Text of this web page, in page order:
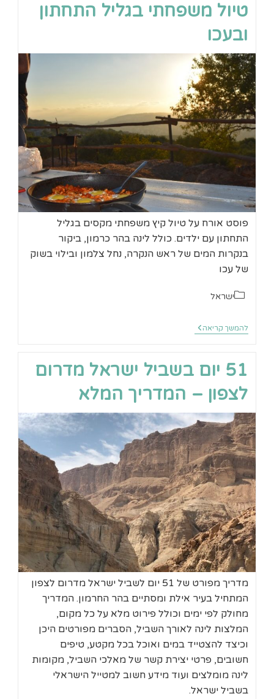
טיול משפחתי בגליל התחתון
ובעכו
פוסט אורח על טיול קיץ משפחתי מקסים בגליל
התחתון עם ילדים. כולל לינה בהר כרמון, ביקור
בנקרות המים של ראש הנקרה, נחל צלמון ובילוי בשוק
של עכו
קטגוריה:
ישראל
להמשך קריאה טיול
משפחתי
ובעכו
51 יום בשביל ישראל מדרום
לצפון – המדריך המלא
מדריך מפורט של 51 יום לשביל ישראל מדרום לצפון
המתחיל בעיר אילת ומסתיים בהר החרמון. המדריך
מחולק לפי ימים וכולל פירוט מלא על כל מקום,
המלצות לינה לאורך השביל, הסברים מפורטים היכן
וכיצד להצטייד במים ואוכל בכל מקטע, טיפים
חשובים, פרטי יצירת קשר של מאלכי השביל, מקומות
לינה מומלצים ועוד מידע חשוב למטייל הישראלי
בשביל ישראל.